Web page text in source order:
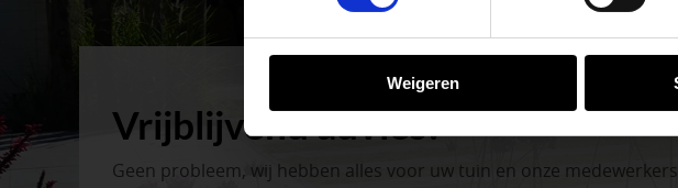
Weigeren
Vrijblijvend advies?
Geen probleem, wij hebben alles voor uw tuin en onze medewerkers
BEKIJK ONZE VESTIGINGEN